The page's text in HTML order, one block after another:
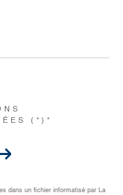
(*)*
dans un fichier informatisé par La